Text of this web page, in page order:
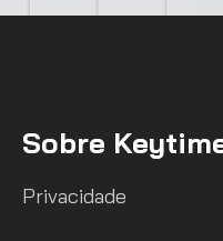
Sobre
Privacidade